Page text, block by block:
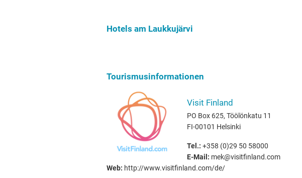
Hotels am Laukkujärvi
Tourismusinformationen
Visit Finland
PO Box 625, Töölönkatu 11
FI-00101 Helsinki
Tel.: +358 (0)29 50 58000
E-Mail: mek@visitfinland.com
Web: http://www.visitfinland.com/de/